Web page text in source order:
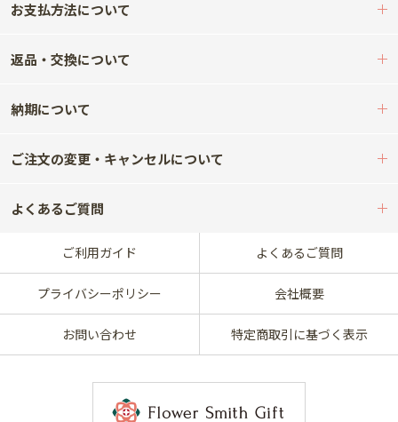
お支払方法について
返品・交換について
納期について
ご注文の変更・キャンセルについて
よくあるご質問
ご利用ガイド よくあるご質問
プライバシーポリシー 会社概要
お問い合わせ 特定商取引に基づく表示